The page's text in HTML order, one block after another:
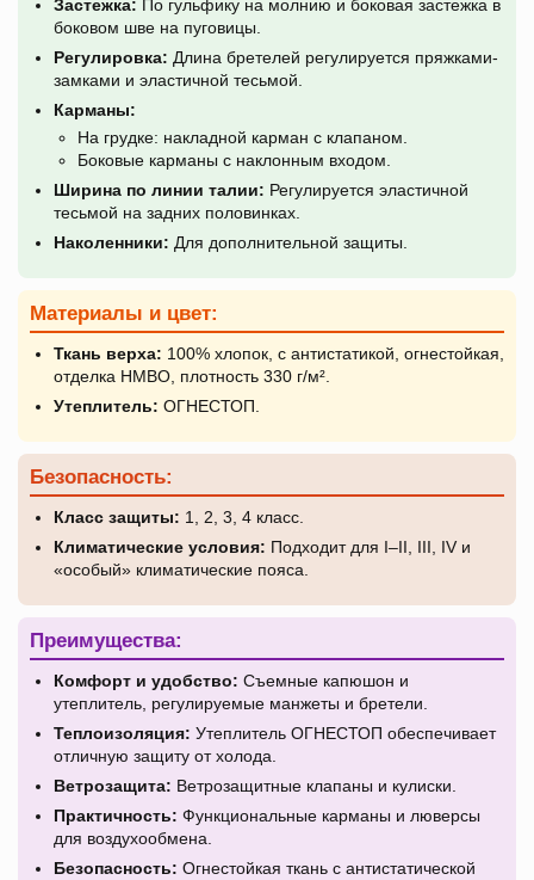
Застежка: По гульфику на молнию и боковая застежка в
боковом шве на пуговицы.
Регулировка: Длина бретелей регулируется пряжками-
замками и эластичной тесьмой.
Карманы:
На грудке: накладной карман с клапаном.
Боковые карманы с наклонным входом.
Ширина по линии талии: Регулируется эластичной
тесьмой на задних половинках.
Наколенники: Для дополнительной защиты.
Материалы и цвет:
Ткань верха: 100% хлопок, с антистатикой, огнестойкая,
отделка НМВО, плотность 330 г/м².
Утеплитель: ОГНЕСТОП.
Безопасность:
Класс защиты: 1, 2, 3, 4 класс.
Климатические условия: Подходит для I–II, III, IV и
«особый» климатические пояса.
Преимущества:
Комфорт и удобство: Съемные капюшон и
утеплитель, регулируемые манжеты и бретели.
Теплоизоляция: Утеплитель ОГНЕСТОП обеспечивает
отличную защиту от холода.
Ветрозащита: Ветрозащитные клапаны и кулиски.
Практичность: Функциональные карманы и люверсы
для воздухообмена.
Безопасность: Огнестойкая ткань с антистатической